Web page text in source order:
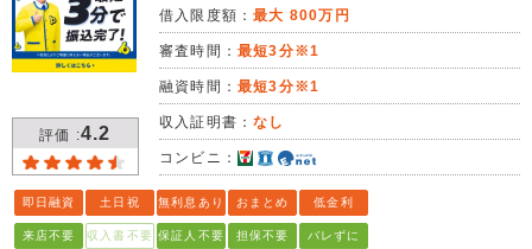
評価 :4.2
借入限度額：最大 800万円
審査時間： 最短3分※1
融資時間： 最短3分※1
収入証明書：なし
コンビニ：
即日融資 土日祝 無利息あり おまとめ 低金利
来店不要 収入書不要 保証人不要 担保不要 バレずに